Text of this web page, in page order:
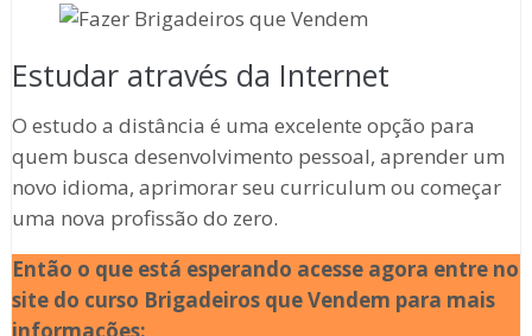
Estudar através da Internet
O estudo a distância é uma excelente opção para
quem busca desenvolvimento pessoal, aprender um
novo idioma, aprimorar seu curriculum ou começar
uma nova profissão do zero.
Então o que está esperando acesse agora entre no
site do curso Brigadeiros que Vendem para mais